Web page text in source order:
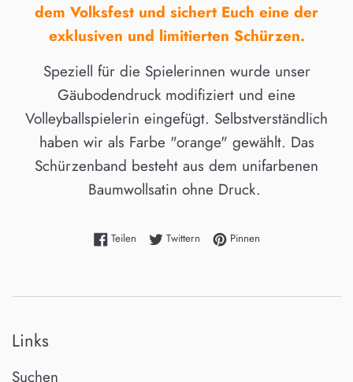
dem Volksfest und sichert Euch eine der
exklusiven und limitierten Schürzen.
Speziell für die Spielerinnen wurde unser
Gäubodendruck modifiziert und eine
Volleyballspielerin eingefügt. Selbstverständlich
haben wir als Farbe "orange" gewählt. Das
Schürzenband besteht aus dem unifarbenen
Baumwollsatin ohne Druck.
TeilenAuf Facebook teilen
TwitternAuf Twitter twittern
PinnenAuf Pinterest pinnen
Links
Suchen